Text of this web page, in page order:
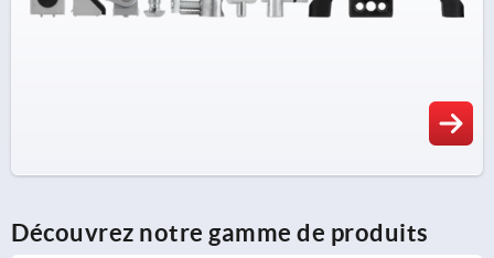
Découvrez notre gamme de produits